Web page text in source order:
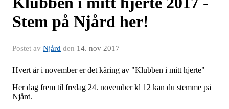
Stem på Njård her!
Postet av Njård den 14. nov 2017
Hvert år i november er det kåring av "Klubben i mitt hjerte"
Her dag frem til fredag 24. november kl 12 kan du stemme på
Njård.